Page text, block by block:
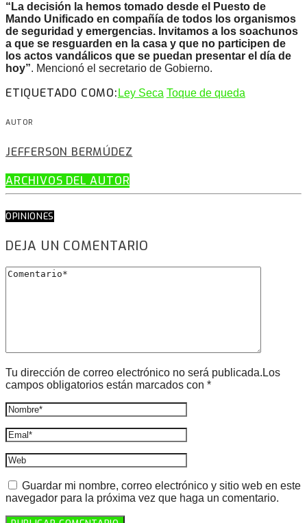
“La decisión la hemos tomado desde el Puesto de
Mando Unificado en compañía de todos los organismos
de seguridad y emergencias. Invitamos a los soachunos
a que se resguarden en la casa y que no participen de
los actos vandálicos que se puedan presentar el día de
hoy”. Mencionó el secretario de Gobierno.
ETIQUETADO COMO: Ley Seca Toque de queda
AUTOR
JEFFERSON BERMÚDEZ
ARCHIVOS DEL AUTOR
OPINIONES
DEJA UN COMENTARIO
Tu dirección de correo electrónico no será publicada.Los
campos obligatorios están marcados con *
Guardar mi nombre, correo electrónico y sitio web en este
navegador para la próxima vez que haga un comentario.